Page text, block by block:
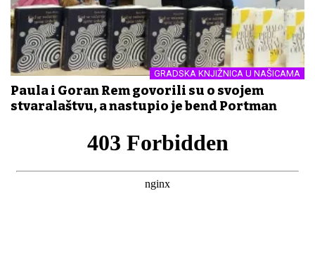
GRADSKA KNJIŽNICA U NAŠICAMA
Paula i Goran Rem govorili su o svojem
stvaralaštvu, a nastupio je bend Portman